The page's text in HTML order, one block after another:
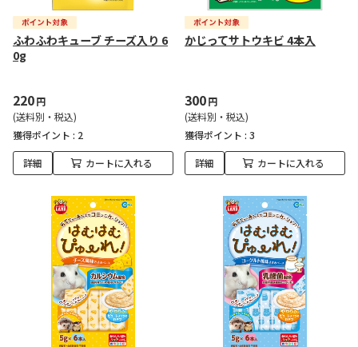
ふわふわキューブ チーズ入り 6
0g
220円
(送料別・税込)
獲得ポイント : 2
詳細 カートに入れる
かじってサトウキビ 4本入
300円
(送料別・税込)
獲得ポイント : 3
詳細 カートに入れる